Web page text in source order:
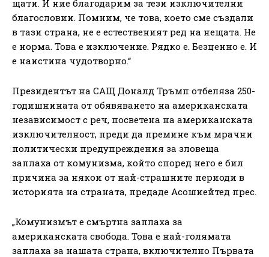
щати. И ние благодарим за тези изключителни
благословии. Помним, че това, което сме създали
в тази страна, не е естественият ред на нещата. Не
е норма. Това е изключение. Рядко е. Безценно е. И
е наистина чудотворно.“
Президентът на САЩ Доналд Тръмп отбеляза 250-
годишнината от обявяването на американската
независимост с реч, посветена на американската
изключителност, преди да премине към мрачни
политически предупреждения за зловеща
заплаха от комунизма, който според него е бил
причина за някои от най-страшните периоди в
историята на страната, предаде Асошиейтед прес.
„Комунизмът е смъртна заплаха за
американската свобода. Това е най-голямата
заплаха за нашата страна, включително Първата